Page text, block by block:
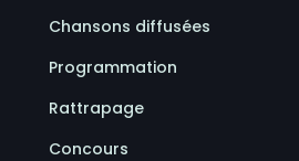
Chansons diffusées
Programmation
Rattrapage
Concours